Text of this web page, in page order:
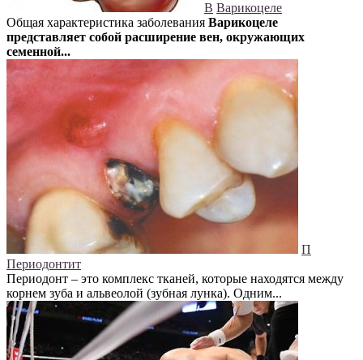
В Варикоцеле
Общая характеристика заболевания Варикоцеле
представляет собой расширение вен, окружающих
семенной...
П
Периодонтит
Периодонт – это комплекс тканей, которые находятся между
корнем зуба и альвеолой (зубная лунка). Одним...